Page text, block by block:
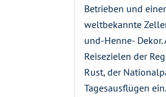
Betrieben und
weltbekannte
und-Henne-
Reisezielen der
Rust, der
Tagesausflügen